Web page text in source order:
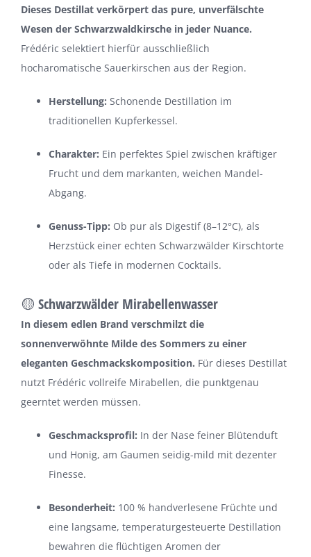
Dieses Destillat verkörpert das pure, unverfälschte
Wesen der Schwarzwaldkirsche in jeder Nuance.
Frédéric selektiert hierfür ausschließlich
hocharomatische Sauerkirschen aus der Region.
Herstellung: Schonende Destillation im
traditionellen Kupferkessel.
Charakter: Ein perfektes Spiel zwischen kräftiger
Frucht und dem markanten, weichen Mandel-
Abgang.
Genuss-Tipp: Ob pur als Digestif (8–12°C), als
Herzstück einer echten Schwarzwälder Kirschtorte
oder als Tiefe in modernen Cocktails.
🟡 Schwarzwälder Mirabellenwasser
In diesem edlen Brand verschmilzt die
sonnenverwöhnte Milde des Sommers zu einer
eleganten Geschmackskomposition. Für dieses Destillat
nutzt Frédéric vollreife Mirabellen, die punktgenau
geerntet werden müssen.
Geschmacksprofil: In der Nase feiner Blütenduft
und Honig, am Gaumen seidig-mild mit dezenter
Finesse.
Besonderheit: 100 % handverlesene Früchte und
eine langsame, temperaturgesteuerte Destillation
bewahren die flüchtigen Aromen der